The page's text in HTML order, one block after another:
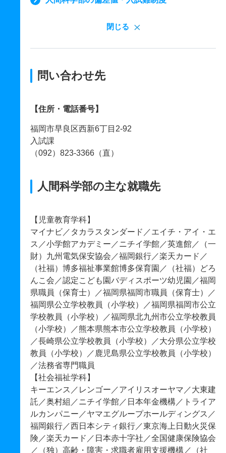
閉じる
問い合わせ先
【住所・電話番号】
福岡市早良区西新6丁目2-92
入試課
（092）823-3366（直）
人間科学部の主な就職先
【児童教育学科】
マイナビ／タカラスタンダード／エイチ・アイ・エ
ス／小学館アカデミー／ニチイ学館／英進館／（一
財）九州電気保安協会／福岡銀行／楽天カード／
（社福）博多福祉事業館博多保育園／（社福）どろ
んこ会／認定こども園バディスポーツ幼児園／福岡
県職員（保育士）／福岡県福岡市職員（保育士）／
福岡県公立学校教員（小学校）／福岡県福岡市公立
学校教員（小学校）／福岡県北九州市公立学校教員
（小学校）／熊本県熊本市公立学校教員（小学校）
／長崎県公立学校教員（小学校）／大分県公立学校
教員（小学校）／鹿児島県公立学校教員（小学校）
／法務省専門職員
【社会福祉学科】
キーエンス／レンゴー／アイリスオーヤマ／大東建
託／奥村組／ニチイ学館／日本年金機構／トライア
ルカンパニー／ヤマエグループホールディングス／
福岡銀行／西日本シティ銀行／東京海上日動火災保
険／楽天カード／日本赤十字社／全国健康保険協会
／（独）高齢・障害・求職者雇用支援機構／（社